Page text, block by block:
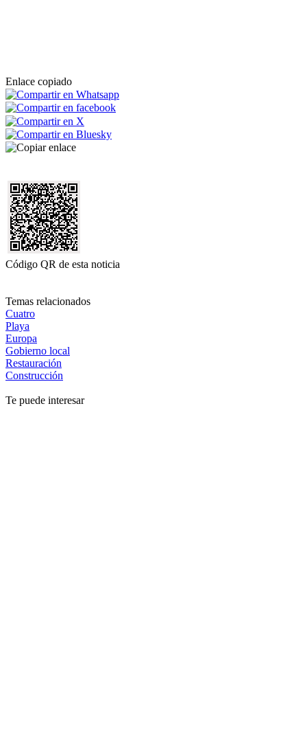
Enlace copiado
Código QR de esta noticia
Temas relacionados
Cuatro
Playa
Europa
Gobierno local
Restauración
Construcción
Te puede interesar